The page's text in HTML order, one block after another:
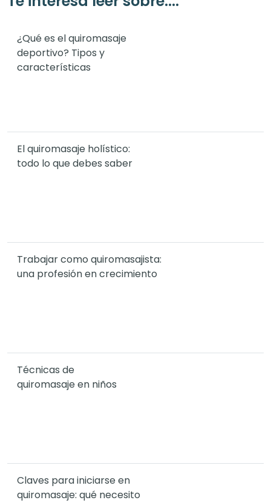
¿Qué es el quiromasaje
deportivo? Tipos y
características
El quiromasaje holístico:
todo lo que debes saber
Trabajar como quiromasajista:
una profesión en crecimiento
Técnicas de
quiromasaje en niños
Claves para iniciarse en
quiromasaje: qué necesito